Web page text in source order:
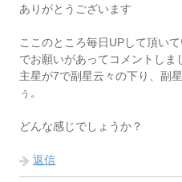
ありがとうございます
ここのところ毎日UPして頂い
でお願いがあってコメントしま
主星が7で副星云々の下り、副
ぅ。
どんな感じでしょうか？
返信